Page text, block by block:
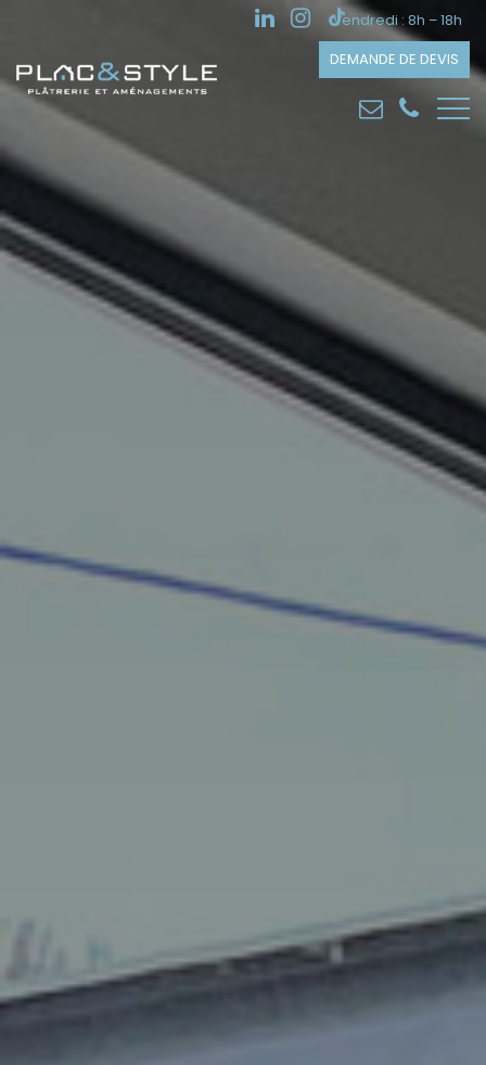
Vendredi : 8h – 18h
DEMANDE DE DEVIS